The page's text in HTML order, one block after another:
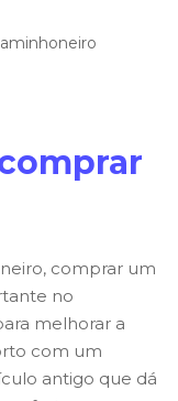
comprar um
no
melhorar a
com um
antigo que dá